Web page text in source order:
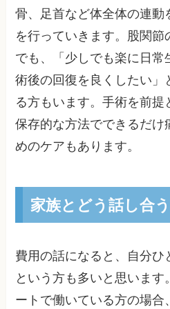
骨、足首など体全体の連動
を行っていきます。股関
でも、「少しでも楽に日常
術後の回復を良くしたい」
る方もいます。手術を前提
保存的な方法でできるだけ
めのケアもあります。
家族とどう話し合
費用の話になると、自分ひ
という方も多いと思いま
ートで働いている方の場合